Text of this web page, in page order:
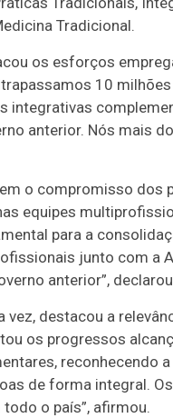
Tradicional.
os esforços
10
integrativas
anterior. Nós mais
o compromisso dos
equipes
para a
junto com a
anterior”,
vez, destacou a
os progressos
reconhecendo
de forma integral.
o país”, afirmou.